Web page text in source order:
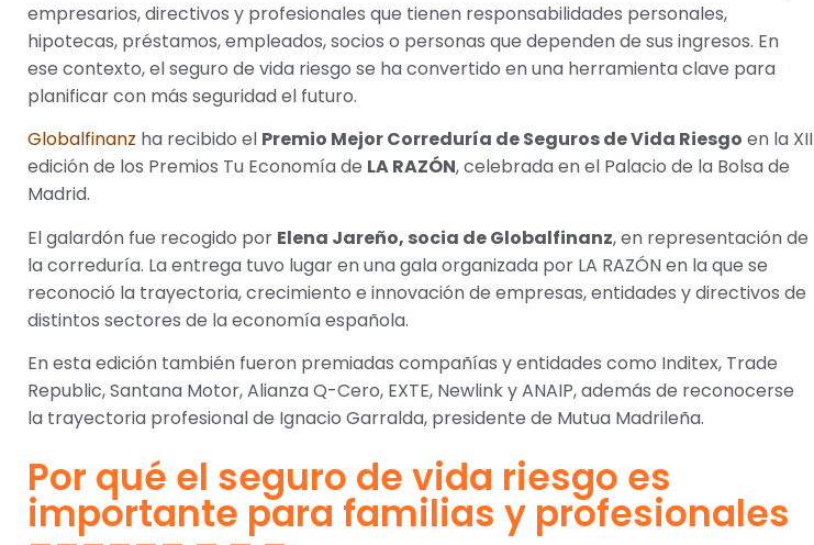
empresarios, directivos y profesionales que tienen responsabilidades personales,
hipotecas, préstamos, empleados, socios o personas que dependen de sus ingresos. En
ese contexto, el seguro de vida riesgo se ha convertido en una herramienta clave para
planificar con más seguridad el futuro.
Globalfinanz ha recibido el Premio Mejor Correduría de Seguros de Vida Riesgo en la XII
edición de los Premios Tu Economía de LA RAZÓN, celebrada en el Palacio de la Bolsa de
Madrid.
El galardón fue recogido por Elena Jareño, socia de Globalfinanz, en representación de
la correduría. La entrega tuvo lugar en una gala organizada por LA RAZÓN en la que se
reconoció la trayectoria, crecimiento e innovación de empresas, entidades y directivos de
distintos sectores de la economía española.
En esta edición también fueron premiadas compañías y entidades como Inditex, Trade
Republic, Santana Motor, Alianza Q-Cero, EXTE, Newlink y ANAIP, además de reconocerse
la trayectoria profesional de Ignacio Garralda, presidente de Mutua Madrileña.
Por qué el seguro de vida riesgo es
importante para familias y profesionales